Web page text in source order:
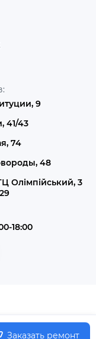
Заказать ремонт
9
41/43
74
48
Олімпійський, 3
18:00